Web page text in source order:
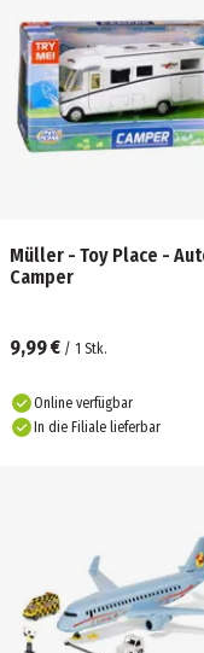
Müller - Toy Place -
Camper
9,99 € / 1 Stk.
Online verfügbar
In die Filiale lieferbar